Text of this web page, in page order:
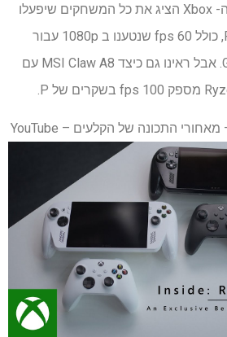
חלון הראווה של משחקי ה- Xbox הציג את כל המשחקים שיפעלו
במכשירי ROG Xbox Ally, כולל 60 fps שנטענו ב 1080p עבור
Gears of War: Reloaded. אבל ראינו גם כיצד MSI Claw A8 עם